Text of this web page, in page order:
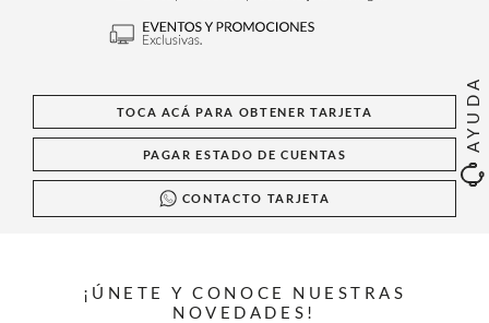
AYUDA
TOCA ACÁ PARA OBTENER TARJETA
PAGAR ESTADO DE CUENTAS
CONTACTO TARJETA
¡ÚNETE Y CONOCE NUESTRAS
NOVEDADES!